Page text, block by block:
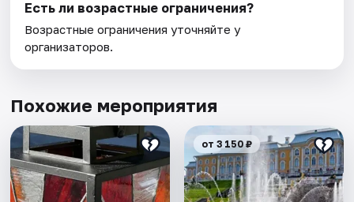
Есть ли возрастные ограничения?
Возрастные ограничения уточняйте у
организаторов.
Похожие мероприятия
от 3 150 ₽